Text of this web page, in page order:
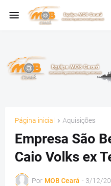
Página inicial Aquisições
Empresa São
Caio Volks ex
Por MOB Ceará - 3/12/